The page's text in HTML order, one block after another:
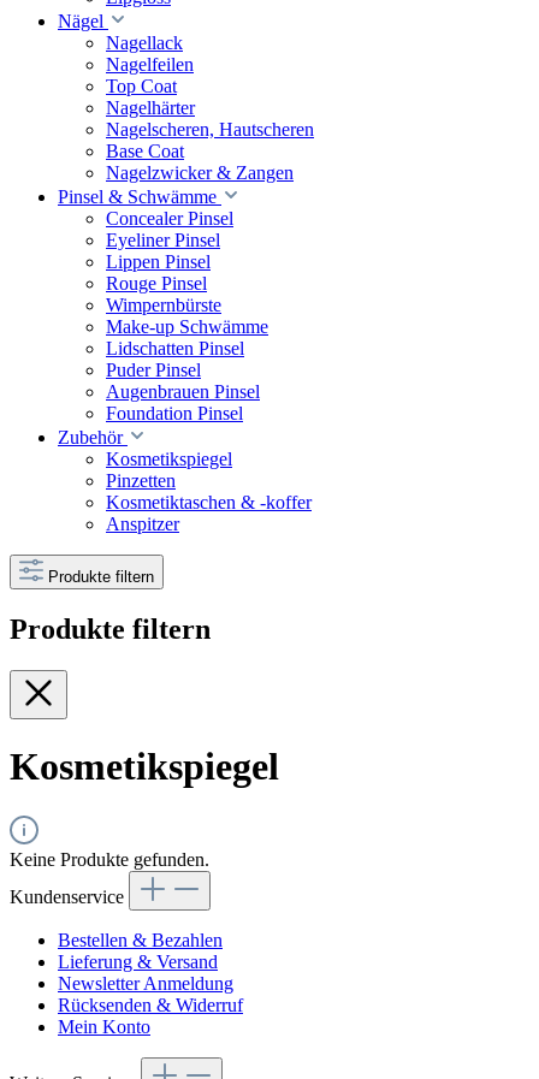
Nägel
Nagellack
Nagelfeilen
Top Coat
Nagelhärter
Nagelscheren, Hautscheren
Base Coat
Nagelzwicker & Zangen
Pinsel & Schwämme
Concealer Pinsel
Eyeliner Pinsel
Lippen Pinsel
Rouge Pinsel
Wimpernbürste
Make-up Schwämme
Lidschatten Pinsel
Puder Pinsel
Augenbrauen Pinsel
Foundation Pinsel
Zubehör
Kosmetikspiegel
Pinzetten
Kosmetiktaschen & -koffer
Anspitzer
Produkte filtern
Produkte filtern
Kosmetikspiegel
Keine Produkte gefunden.
Kundenservice
Bestellen & Bezahlen
Lieferung & Versand
Newsletter Anmeldung
Rücksenden & Widerruf
Mein Konto